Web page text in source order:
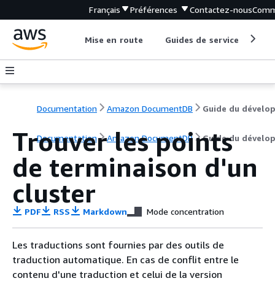
Français Préférences Contactez-nous
Mise en route Guides de service
Documentation Amazon DocumentDB
Documentation Amazon DocumentDB Guide du
Trouver les points
de terminaison d'un
cluster
PDF RSS Markdown Mode concentration
Les traductions sont fournies par des outils de
traduction automatique. En cas de conflit entre le
contenu d'une traduction et celui de la version